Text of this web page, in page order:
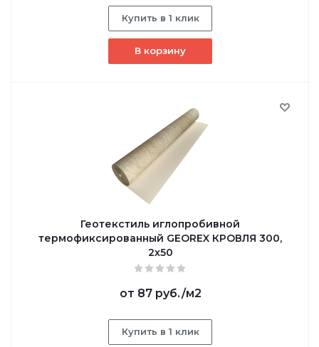
Купить в 1 клик
В корзину
Геотекстиль иглопробивной
термофиксированный GEOREX КРОВЛЯ 300,
2х50
от 87 руб./м2
Купить в 1 клик